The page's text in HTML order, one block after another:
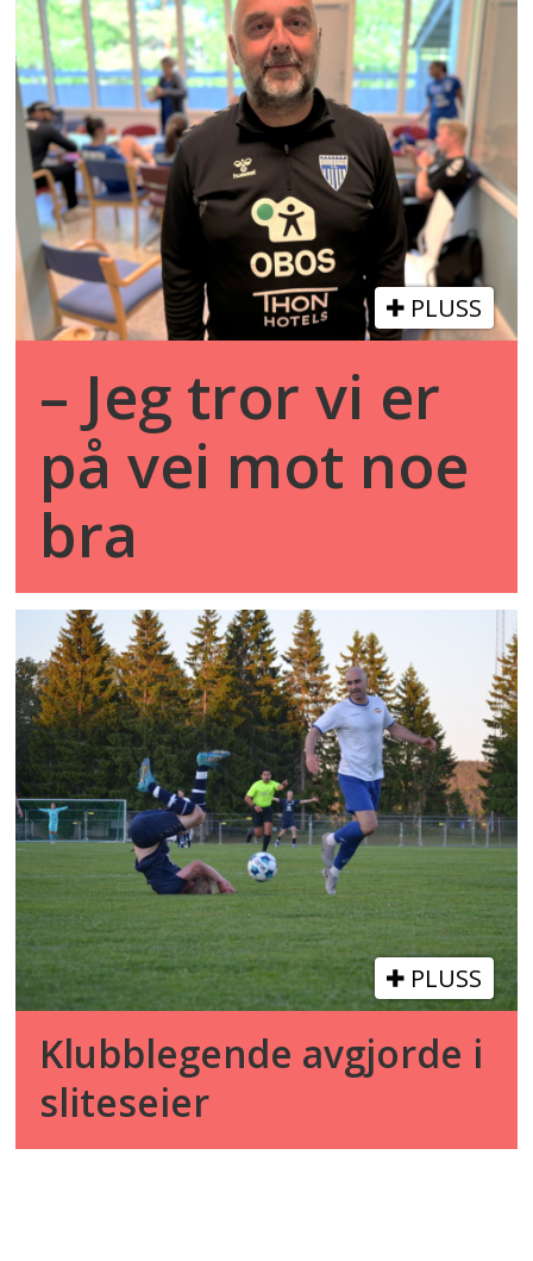
PLUSS
– Jeg tror vi er
på vei mot noe
bra
PLUSS
Klubblegende avgjorde i
sliteseier